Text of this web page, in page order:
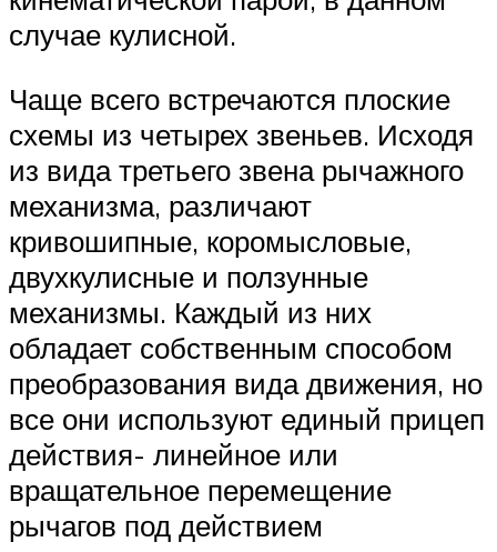
случае кулисной.
Чаще всего встречаются плоские
схемы из четырех звеньев. Исходя
из вида третьего звена рычажного
механизма, различают
кривошипные, коромысловые,
двухкулисные и ползунные
механизмы. Каждый из них
обладает собственным способом
преобразования вида движения, но
все они используют единый прицеп
действия- линейное или
вращательное перемещение
рычагов под действием